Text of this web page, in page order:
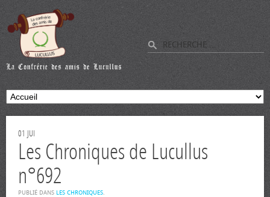
01 JUI
Les Chroniques de Lucullus
n°692
PUBLIÉ DANS LES CHRONIQUES.